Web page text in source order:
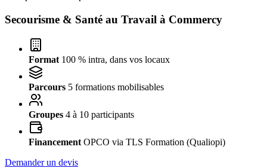
Secourisme & Santé au Travail à Commercy
Format 100 % intra, dans vos locaux
Parcours 5 formations mobilisables
Groupes 4 à 10 participants
Financement OPCO via TLS Formation (Qualiopi)
Demander un devis